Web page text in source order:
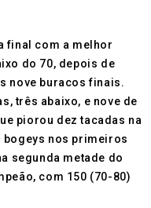
final com a melhor
do 70, depois de
nove buracos finais.
três abaixo, e nove de
piorou dez tacadas na
nos primeiros
segunda metade do
com 150 (70-80)